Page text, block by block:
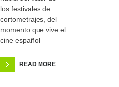
los festivales de
cortometrajes, del
momento que vive el
cine español
READ MORE